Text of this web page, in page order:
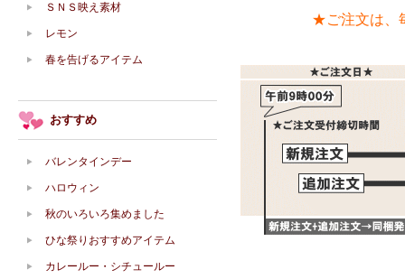
★ご注文は、
ＳＮＳ映え素材
レモン
春を告げるアイテム
おすすめ
バレンタインデー
ハロウィン
秋のいろいろ集めました
ひな祭りおすすめアイテム
カレールー・シチュールー